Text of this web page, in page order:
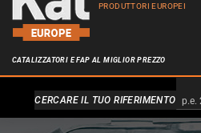
PRODUTTORI EUROPEI
CATALIZZATORI E FAP AL MIGLIOR PREZZO
Alternativa a
CERCARE IL TUO RIFERIMENTO